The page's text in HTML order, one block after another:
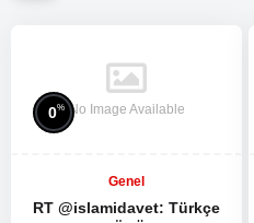
No Image Available
0%
Genel
RT @islamidavet: Türkçe